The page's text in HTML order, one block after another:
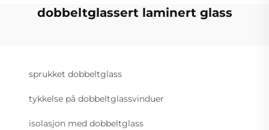
dobbeltglassert laminert glass
sprukket dobbeltglass
tykkelse på dobbeltglassvinduer
isolasjon med dobbeltglass